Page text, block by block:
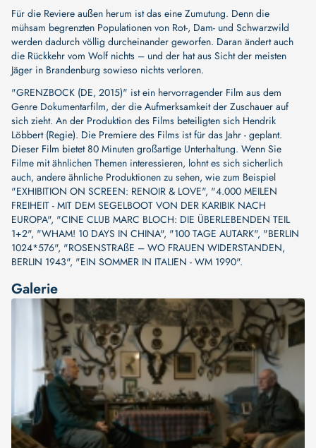
Für die Reviere außen herum ist das eine Zumutung. Denn die
mühsam begrenzten Populationen von Rot-, Dam- und Schwarzwild
werden dadurch völlig durcheinander geworfen. Daran ändert auch
die Rückkehr vom Wolf nichts – und der hat aus Sicht der meisten
Jäger in Brandenburg sowieso nichts verloren.
"GRENZBOCK (DE, 2015)" ist ein hervorragender Film aus dem
Genre Dokumentarfilm, der die Aufmerksamkeit der Zuschauer auf
sich zieht. An der Produktion des Films beteiligten sich Hendrik
Löbbert (Regie). Die Premiere des Films ist für das Jahr - geplant.
Dieser Film bietet 80 Minuten großartige Unterhaltung. Wenn Sie
Filme mit ähnlichen Themen interessieren, lohnt es sich sicherlich
auch, andere ähnliche Produktionen zu sehen, wie zum Beispiel
"EXHIBITION ON SCREEN: RENOIR & LOVE", "4.000 MEILEN
FREIHEIT - MIT DEM SEGELBOOT VON DER KARIBIK NACH
EUROPA", "CINE CLUB MARC BLOCH: DIE ÜBERLEBENDEN TEIL
1+2", "WHAM! 10 DAYS IN CHINA", "100 TAGE AUTARK", "BERLIN
1024*576", "ROSENSTRAßE – WO FRAUEN WIDERSTANDEN,
BERLIN 1943", "EIN SOMMER IN ITALIEN - WM 1990".
Galerie